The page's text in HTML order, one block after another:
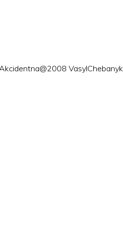
VasylChebanyk